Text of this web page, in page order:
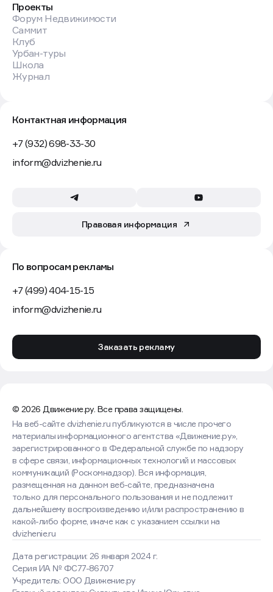
Проекты
Форум Недвижимости
Саммит
Клуб
Урбан-туры
Школа
Журнал
Контактная информация
+7 (932) 698-33-30
inform@dvizhenie.ru
Правовая информация
По вопросам рекламы
+7 (499) 404-15-15
inform@dvizhenie.ru
Заказать рекламу
© 2026 Движение.ру. Все права защищены.
Дата регистрации: 26 января 2024 г.
Серия ИА № ФС77-86707
Учредитель: ООО Движение.ру
На веб-сайте dvizhenie.ru публикуются в числе прочего
материалы информационного агентства «Движение.ру»,
зарегистрированного в Федеральной службе по надзору
в сфере связи, информационных технологий и массовых
коммуникаций (Роскомнадзор). Вся информация,
размещенная на данном веб-сайте, предназначена
только для персонального пользования и не подлежит
дальнейшему воспроизведению и/или распространению в
какой-либо форме, иначе как с указанием ссылки на
dvizhenie.ru